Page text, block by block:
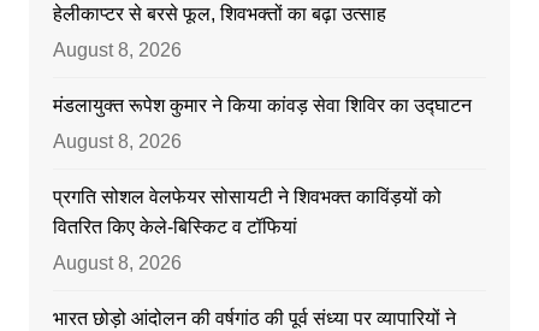
हेलीकाप्टर से बरसे फूल, शिवभक्तों का बढ़ा उत्साह
August 8, 2026
मंडलायुक्त रूपेश कुमार ने किया कांवड़ सेवा शिविर का उद्घाटन
August 8, 2026
प्रगति सोशल वेलफेयर सोसायटी ने शिवभक्त काविंड़यों को
वितरित किए केले-बिस्किट व टॉफियां
August 8, 2026
भारत छोड़ो आंदोलन की वर्षगांठ की पूर्व संध्या पर व्यापारियों ने